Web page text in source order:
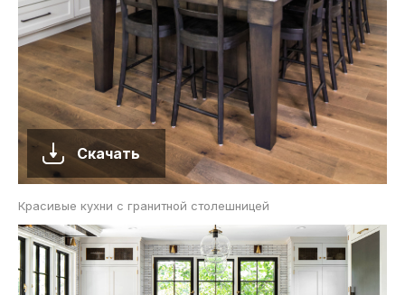
Скачать
Красивые кухни с гранитной столешницей